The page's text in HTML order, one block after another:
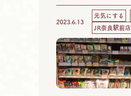
2023.6.13
元気にする
JR奈良駅前店